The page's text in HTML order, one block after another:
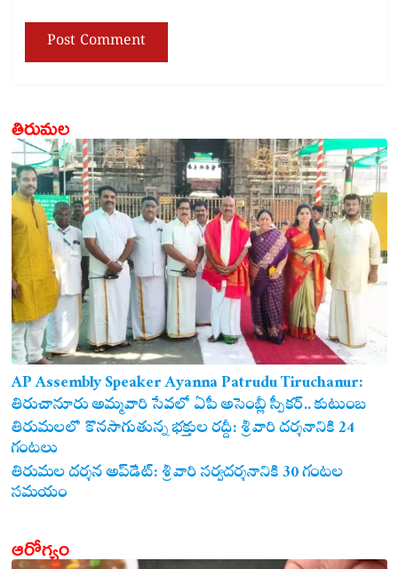
తిరుమల
AP Assembly Speaker Ayanna Patrudu Tiruchanur:
తిరుచానూరు అమ్మవారి సేవలో ఏపీ అసెంబ్లీ స్పీకర్.. కుటుంబ
సమేతంగా దర్శించుకున్న అయ్యన్నపాత్రుడు!
తిరుమలలో కొనసాగుతున్న భక్తుల రద్దీ: శ్రీవారి దర్శనానికి 24
గంటలు
తిరుమల దర్శన అప్‌డేట్: శ్రీవారి సర్వదర్శనానికి 30 గంటల
సమయం
ఆరోగ్యం